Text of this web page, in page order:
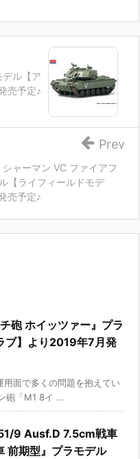
デル【ア
売予定♪
ャーマン VC ファイアフ
【ライフィールドモデ
売予定♪
Prev
砲 ホイッツァー』プラ
ブ】より2019年7月発
用面で多くの問題を抱えてい
砲「M1 8イ ...
9 Ausf.D 7.5cm戦車
前期型』プラモデル